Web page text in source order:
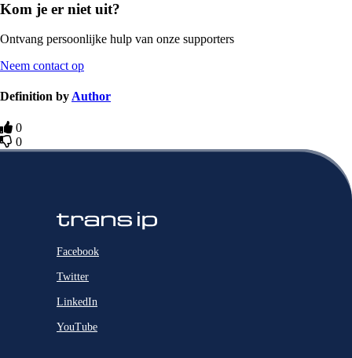
Kom je er niet uit?
Ontvang persoonlijke hulp van onze supporters
Neem contact op
Definition byAuthor
0
0
Facebook
Twitter
LinkedIn
YouTube